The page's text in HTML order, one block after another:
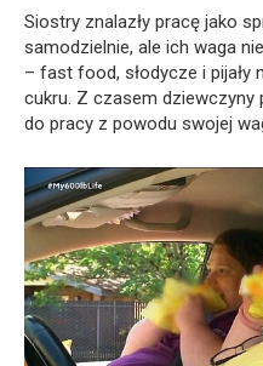
Siostry znalazły pracę jako
samodzielnie, ale ich waga
– fast food, słodycze i pijały
cukru. Z czasem dziewczyny
do pracy z powodu swojej